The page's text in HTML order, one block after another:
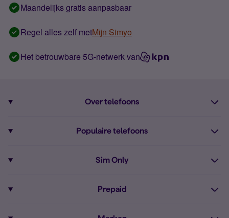
Maandelijks gratis aanpasbaar
Regel alles zelf metMijn Simyo
Het betrouwbare 5G-netwerk van
Over telefoons
Alle telefoons
Populaire telefoons
iPhone 16
Sim Only
Prepaid